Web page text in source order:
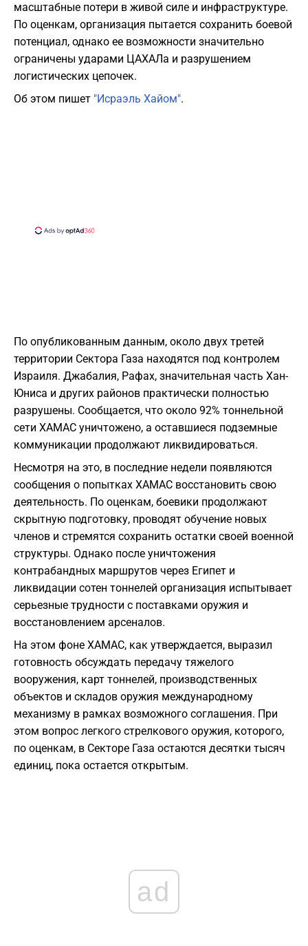
масштабные потери в живой силе и инфраструктуре.
По оценкам, организация пытается сохранить боевой
потенциал, однако ее возможности значительно
ограничены ударами ЦАХАЛа и разрушением
логистических цепочек.
Об этом пишет "Исраэль Хайом".
По опубликованным данным, около двух третей
территории Сектора Газа находятся под контролем
Израиля. Джабалия, Рафах, значительная часть Хан-
Юниса и других районов практически полностью
разрушены. Сообщается, что около 92% тоннельной
сети ХАМАС уничтожено, а оставшиеся подземные
коммуникации продолжают ликвидироваться.
Несмотря на это, в последние недели появляются
сообщения о попытках ХАМАС восстановить свою
деятельность. По оценкам, боевики продолжают
скрытную подготовку, проводят обучение новых
членов и стремятся сохранить остатки своей военной
структуры. Однако после уничтожения
контрабандных маршрутов через Египет и
ликвидации сотен тоннелей организация испытывает
серьезные трудности с поставками оружия и
восстановлением арсеналов.
На этом фоне ХАМАС, как утверждается, выразил
готовность обсуждать передачу тяжелого
вооружения, карт тоннелей, производственных
объектов и складов оружия международному
механизму в рамках возможного соглашения. При
этом вопрос легкого стрелкового оружия, которого,
по оценкам, в Секторе Газа остаются десятки тысяч
единиц, пока остается открытым.
ad